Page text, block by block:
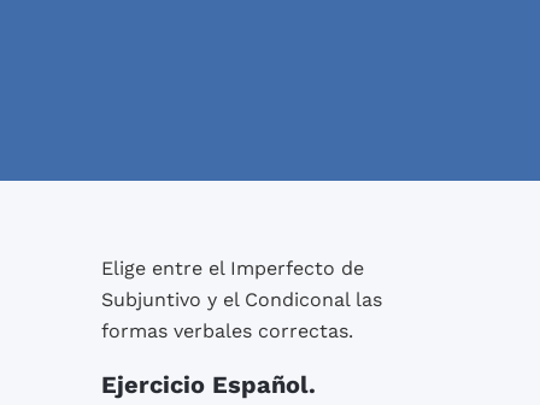
Elige entre el Imperfecto de
Subjuntivo y el Condiconal las
formas verbales correctas.
Ejercicio Español.